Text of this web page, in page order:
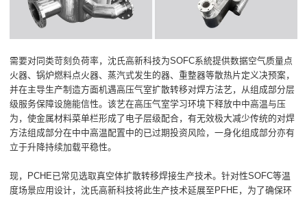
需要对同类苛刻负荷率，沈氏高新科技为SOFC系統提供数据空气质量点
火器、锅炉燃料点火器、蒸汽式发生的器、重整器等散热片定义决预案，
并在主导生产制造方面机遇高压气室扩散转移对焊方法艺，从组成部分层
级服务保障设施能信性。该艺在高压气室学习环境下释放中中高温与压
为，使金属材料菜单栏形成了电子层级配合，有无效极大减少传统的对焊
方法组成部分在中中高温配置中的已过期投资风险，一身化组成部分亦有
立于升降持续加载平稳性。
现，PCHE已常见选取真空体扩散转移焊接生产技术。针对性SOFC等温
度场景应用设计，沈氏高新科技将此生产技术延展至PFHE，为了确保环